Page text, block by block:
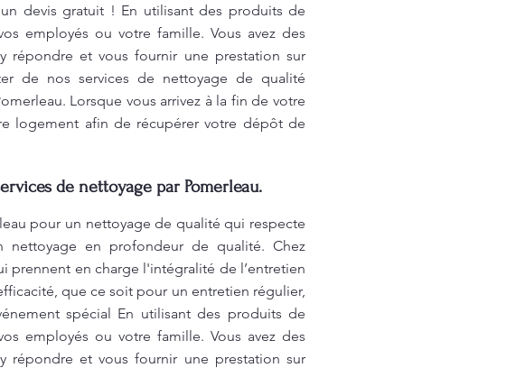
devis gratuit ! En utilisant des produits de
employés ou votre famille. Vous avez des
répondre et vous fournir une prestation sur
de nos services de nettoyage de qualité
Lorsque vous arrivez à la fin de votre
logement afin de récupérer votre dépôt de
de nettoyage par Pomerleau.
pour un nettoyage de qualité qui respecte
en profondeur de qualité. Chez
prennent en charge l'intégralité de l’entretien
que ce soit pour un entretien régulier,
spécial En utilisant des produits de
employés ou votre famille. Vous avez des
répondre et vous fournir une prestation sur